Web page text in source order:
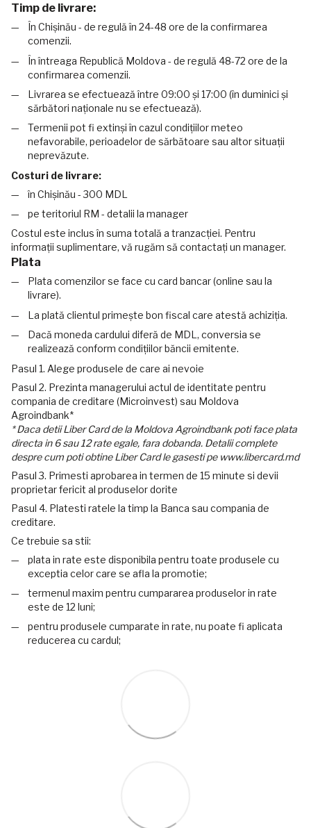
Timp de livrare:
În Chișinău - de regulă în 24-48 ore de la confirmarea
comenzii.
În întreaga Republică Moldova - de regulă 48-72 ore de la
confirmarea comenzii.
Livrarea se efectuează între 09:00 și 17:00 (în duminici și
sărbători naționale nu se efectuează).
Termenii pot fi extinși în cazul condițiilor meteo
nefavorabile, perioadelor de sărbătoare sau altor situații
neprevăzute.
Costuri de livrare:
în Chișinău - 300 MDL
pe teritoriul RM - detalii la manager
Costul este inclus în suma totală a tranzacției. Pentru
informații suplimentare, vă rugăm să contactați un manager.
Plata
Plata comenzilor se face cu card bancar (online sau la
livrare).
La plată clientul primește bon fiscal care atestă achiziția.
Dacă moneda cardului diferă de MDL, conversia se
realizează conform condițiilor băncii emitente.
Pasul 1. Alege produsele de care ai nevoie
Pasul 2. Prezinta managerului actul de identitate pentru
compania de creditare (Microinvest) sau Moldova
Agroindbank*
* Daca detii Liber Card de la Moldova Agroindbank poti face plata
directa in 6 sau 12 rate egale, fara dobanda. Detalii complete
despre cum poti obtine Liber Card le gasesti pe www.libercard.md
Pasul 3. Primesti aprobarea in termen de 15 minute si devii
proprietar fericit al produselor dorite
Pasul 4. Platesti ratele la timp la Banca sau compania de
creditare.
Ce trebuie sa stii:
plata in rate este disponibila pentru toate produsele cu
exceptia celor care se afla la promotie;
termenul maxim pentru cumpararea produselor in rate
este de 12 luni;
pentru produsele cumparate in rate, nu poate fi aplicata
reducerea cu cardul;